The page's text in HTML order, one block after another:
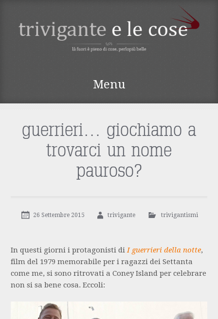
TRIVIGANTE E LE
Menu
guerrieri… giochiamo a
trovarci un nome
pauroso?
26 Settembre 2015 trivigante trivigantismi
In questi giorni i protagonisti diI guerrieri della notte,
film del 1979 memorabile per i ragazzi dei Settanta
come me, si sono ritrovati a Coney Island per celebrare
non si sa bene cosa. Eccoli: